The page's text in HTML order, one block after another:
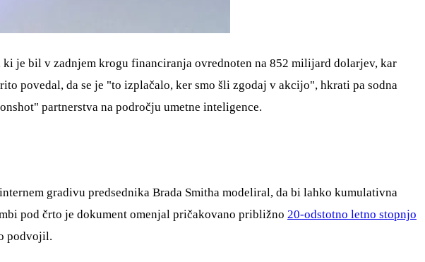
je bil v zadnjem krogu financiranja ovrednoten na 852 milijard dolarjev, kar
povedal, da se je "to izplačalo, ker smo šli zgodaj v akcijo", hkrati pa sodna
partnerstva na področju umetne inteligence.
gradivu predsednika Brada Smitha modeliral, da bi lahko kumulativna
pod črto je dokument omenjal pričakovano približno 20-odstotno letno stopnjo
podvojil.